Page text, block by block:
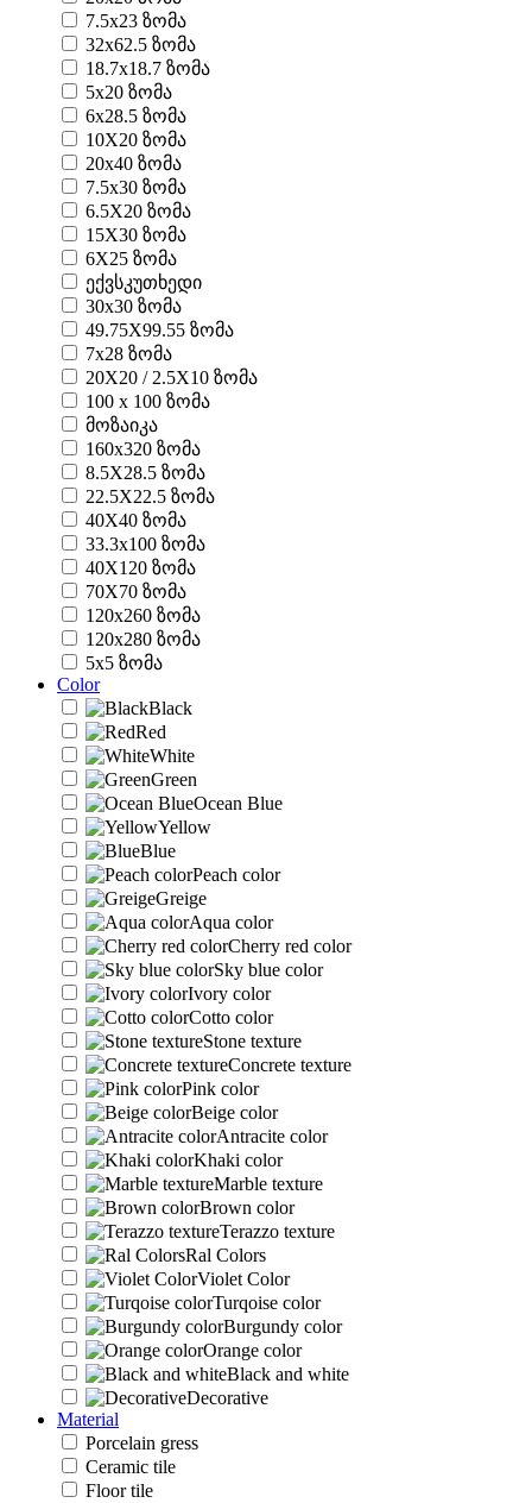
7.5x23 ზომა
32x62.5 ზომა
18.7x18.7 ზომა
5x20 ზომა
6x28.5 ზომა
10X20 ზომა
20x40 ზომა
7.5x30 ზომა
6.5X20 ზომა
15X30 ზომა
6X25 ზომა
ექვსკუთხედი
30x30 ზომა
49.75X99.55 ზომა
7x28 ზომა
20X20 / 2.5X10 ზომა
100 x 100 ზომა
მოზაიკა
160x320 ზომა
8.5X28.5 ზომა
22.5X22.5 ზომა
40X40 ზომა
33.3x100 ზომა
40X120 ზომა
70X70 ზომა
120x260 ზომა
120x280 ზომა
5x5 ზომა
Color
Black
Red
White
Green
Ocean Blue
Yellow
Blue
Peach color
Greige
Aqua color
Cherry red color
Sky blue color
Ivory color
Cotto color
Stone texture
Concrete texture
Pink color
Beige color
Antracite color
Khaki color
Marble texture
Brown color
Terazzo texture
Ral Colors
Violet Color
Turqoise color
Burgundy color
Orange color
Black and white
Decorative
Material
Porcelain gress
Ceramic tile
Floor tile